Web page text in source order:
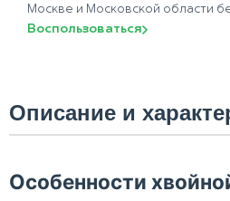
Москве и Московской области
Воспользоваться
Описание и
Особенности